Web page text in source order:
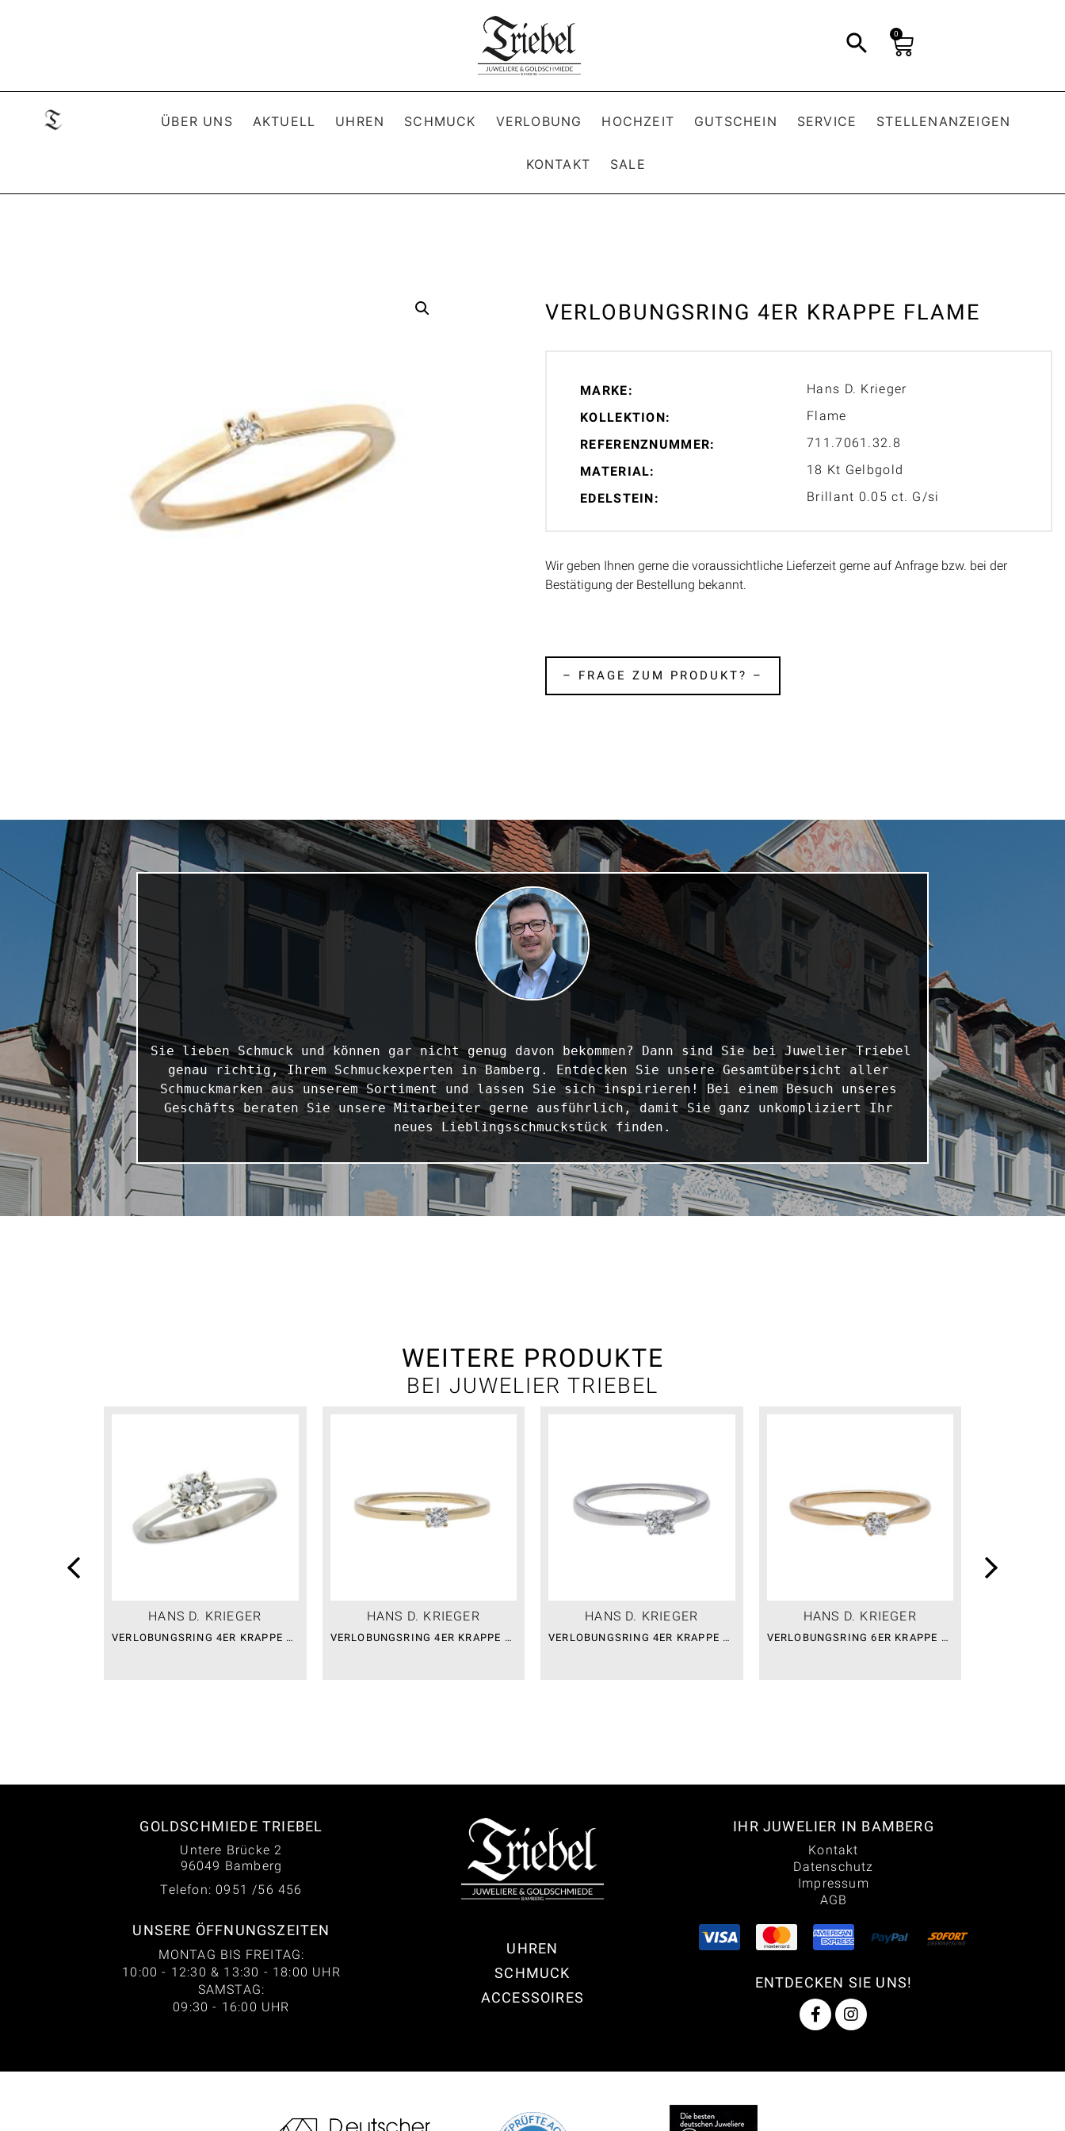
0
ÜBER UNS AKTUELL UHREN SCHMUCK VERLOBUNG HOCHZEIT GUTSCHEIN SERVICE STELLENANZEIGEN
KONTAKT SALE
VERLOBUNGSRING 4ER KRAPPE FLAME
MARKE:
Hans D. Krieger
KOLLEKTION:
Flame
REFERENZNUMMER:
711.7061.32.8
MATERIAL:
18 Kt Gelbgold
EDELSTEIN:
Brillant 0.05 ct. G/si
Wir geben Ihnen gerne die voraussichtliche Lieferzeit gerne auf Anfrage bzw. bei der
Bestätigung der Bestellung bekannt.
– FRAGE ZUM PRODUKT? –
Sie lieben Schmuck und können gar nicht genug davon bekommen? Dann sind Sie bei Juwelier Triebel
genau richtig, Ihrem Schmuckexperten in Bamberg. Entdecken Sie unsere Gesamtübersicht aller
Schmuckmarken aus unserem Sortiment und lassen Sie sich inspirieren! Bei einem Besuch unseres
Geschäfts beraten Sie unsere Mitarbeiter gerne ausführlich, damit Sie ganz unkompliziert Ihr
neues Lieblingsschmuckstück finden.
WEITERE PRODUKTE
BEI JUWELIER TRIEBEL
HANS D. KRIEGER
VERLOBUNGSRING 4ER KRAPPE FLAME
HANS D. KRIEGER
VERLOBUNGSRING 4ER KRAPPE FLAME
HANS D. KRIEGER
VERLOBUNGSRING 4ER KRAPPE FLAME
HANS D. KRIEGER
VERLOBUNGSRING 6ER KRAPPE FLAME
GOLDSCHMIEDE TRIEBEL
Untere Brücke 2
96049 Bamberg
Telefon: 0951 /56 456
UNSERE ÖFFNUNGSZEITEN
MONTAG BIS FREITAG:
10:00 - 12:30 & 13:30 - 18:00 UHR
SAMSTAG:
09:30 - 16:00 UHR
UHREN
SCHMUCK
ACCESSOIRES
IHR JUWELIER IN BAMBERG
Kontakt
Datenschutz
Impressum
AGB
ENTDECKEN SIE UNS!